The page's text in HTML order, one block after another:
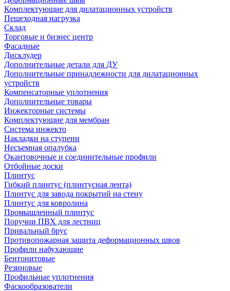
Комплектующие для дилатационных устройств
Пешеходная нагрузка
Склад
Торговые и бизнес центр
Фасадные
Дисклудер
Дополнительные детали для ДУ
Дополнительные принадлежности для дилатационных
устройств
Компенсаторные уплотнения
Дополнительные товары
Инжекторные системы
Комплектующие для мембран
Система инжекто
Накладки на ступени
Несъемная опалубка
Окантовочные и соединительные профили
Отбойные доски
Плинтус
Гибкий плинтус (плинтусная лента)
Плинтус для завода покрытий на стену
Плинтус для ковролина
Промышленный плинтус
Поручни ПВХ для лестниц
Привальный брус
Противопожарная защита деформационных швов
Профили набухающие
Бентонитовые
Резиновые
Профильные уплотнения
Фаскообразователи